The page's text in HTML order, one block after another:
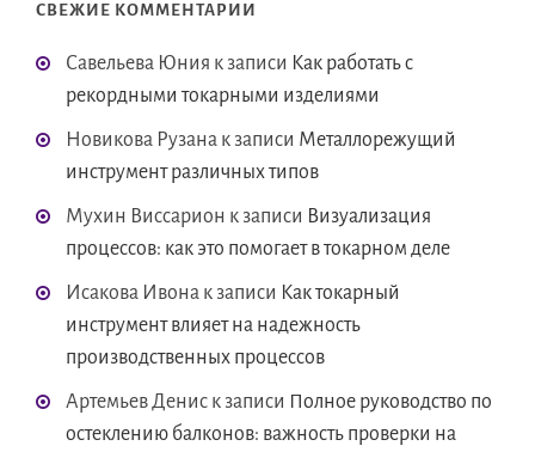
СВЕЖИЕ КОММЕНТАРИИ
Савельева Юния к записи Как работать с
рекордными токарными изделиями
Новикова Рузана к записи Металлорежущий
инструмент различных типов
Мухин Виссарион к записи Визуализация
процессов: как это помогает в токарном деле
Исакова Ивона к записи Как токарный
инструмент влияет на надежность
производственных процессов
Артемьев Денис к записи Полное руководство по
остеклению балконов: важность проверки на